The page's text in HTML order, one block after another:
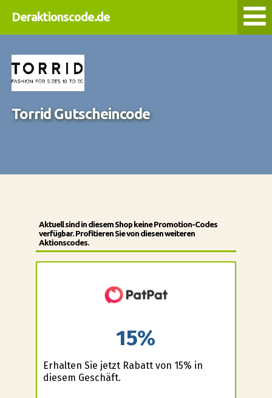
Deraktionscode.de
Torrid Gutscheincode
Aktuell sind in diesem Shop keine Promotion-Codes
verfügbar. Profitieren Sie von diesen weiteren
Aktionscodes.
15%
Erhalten Sie jetzt Rabatt von 15% in
diesem Geschäft.